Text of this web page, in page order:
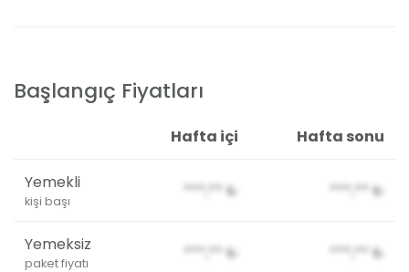
Başlangıç Fiyatları
Hafta içi Hafta sonu
Yemekli
kişi başı
***,** ₺ ***,** ₺
Yemeksiz
paket fiyatı
***,** ₺ ***,** ₺